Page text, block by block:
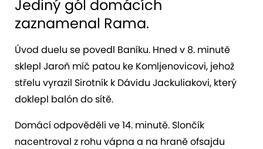
Jediný gól domácích
zaznamenal Rama.
Úvod duelu se povedl Baníku. Hned v 8. minutě
sklepl Jaroň míč patou ke Komljenovicovi, jehož
střelu vyrazil Sirotník k Dávidu Jackuliakovi, který
doklepl balón do sítě.
Domácí odpověděli ve 14. minutě. Slončík
nacentroval z rohu vápna a na hraně ofsajdu